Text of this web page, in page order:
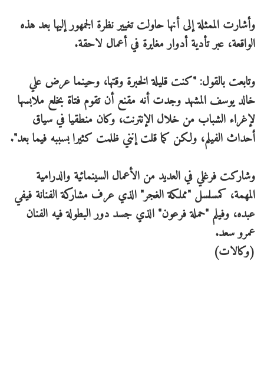
وأشارت الممثلة إلى أنها حاولت تغيير نظرة الجمهور إليها بعد هذه
الواقعة، عبر تأدية أدوار مغايرة في أعمال لاحقة.
وتابعت بالقول: "كنت قليلة الخبرة وقتها، وحينما عرض علي
خالد يوسف المشهد وجدت أنه مقنع أن تقوم فتاة بخلع ملابسها
لإغراء الشباب من خلال الإنترنت، وكان منطقيا في سياق
أحداث الفيلم، ولكن كما قلت إنني ظلمت كثيرا بسببه فيما بعد".
وشاركت فرغلي في العديد من الأعمال السينمائية والدرامية
المهمة، كمسلسل "مملكة الغجر" الذي عرف مشاركة الفنانة فيفي
عبده، وفيلم "حملة فرعون" الذي جسد دور البطولة فيه الفنان
عمرو سعد.
(وكالات)